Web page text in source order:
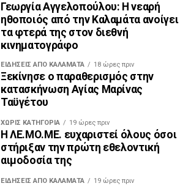
Γεωργία Αγγελοπούλου: Η νεαρή
ηθοποιός από την Καλαμάτα ανοίγει
τα φτερά της στον διεθνή
κινηματογράφο
ΕΙΔΗΣΕΙΣ ΑΠΟ ΚΑΛΑΜΑΤΑ 18 ώρες πριν
Ξεκίνησε ο παραθερισμός στην
κατασκήνωση Αγίας Μαρίνας
Ταϋγέτου
ΧΩΡΊΣ ΚΑΤΗΓΟΡΊΑ 19 ώρες πριν
Η ΛΕ.ΜΟ.ΜΕ. ευχαριστεί όλους όσοι
στήριξαν την πρώτη εθελοντική
αιμοδοσία της
ΕΙΔΗΣΕΙΣ ΑΠΟ ΚΑΛΑΜΑΤΑ 19 ώρες πριν